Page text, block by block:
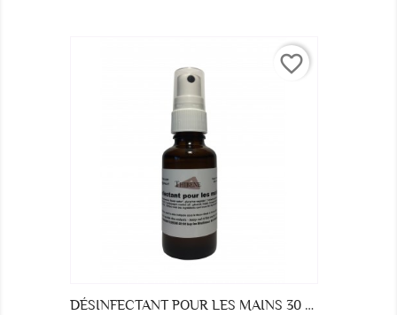
DÉSINFECTANT POUR LES MAINS 30 ML
favorite_border